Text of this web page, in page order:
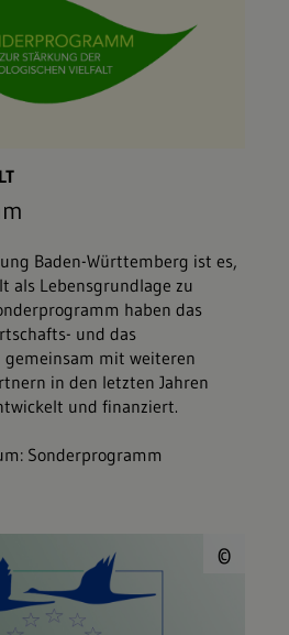
Baden-Württemberg ist es,
als Lebensgrundlage zu
haben das
und das
mit weiteren
in den letzten Jahren
und finanziert.
Sonderprogramm
©